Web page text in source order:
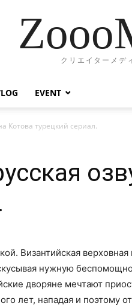
クリエイターメデ
EVENT
Котова турецкий сериал.
Византийская
нужную
дворяне мечтают
лет, нападая и